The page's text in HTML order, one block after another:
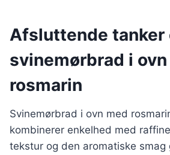
Afsluttende tanker
svinemørbrad i
rosmarin
Svinemørbrad i ovn med
kombinerer enkelhed med
tekstur og den aromatiske smag